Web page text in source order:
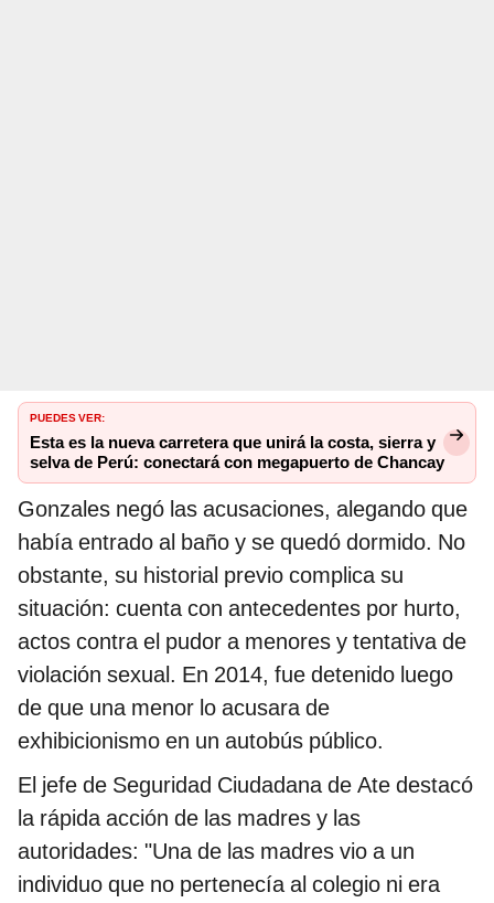
PUEDES VER:
Esta es la nueva carretera que unirá la costa, sierra y
selva de Perú: conectará con megapuerto de Chancay
Gonzales negó las acusaciones, alegando que
había entrado al baño y se quedó dormido. No
obstante, su historial previo complica su
situación: cuenta con antecedentes por hurto,
actos contra el pudor a menores y tentativa de
violación sexual. En 2014, fue detenido luego
de que una menor lo acusara de
exhibicionismo en un autobús público.
El jefe de Seguridad Ciudadana de Ate destacó
la rápida acción de las madres y las
autoridades: "Una de las madres vio a un
individuo que no pertenecía al colegio ni era